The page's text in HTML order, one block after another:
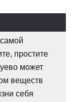
простите
может
веществ
себя